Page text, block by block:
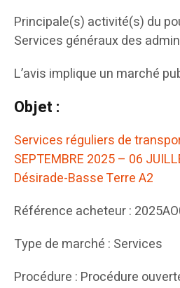
Principale(s) activité(s) du
Services généraux des
L’avis implique un marché
Objet :
Services réguliers de
SEPTEMBRE 2025 – 06
Désirade-Basse Terre A2
Référence acheteur :
Type de marché : Services
Procédure : Procédure